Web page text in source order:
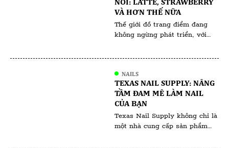
viên đến từ khắp nơi trong và
ngoài nước. Sự […]
VÀ HƠN THẾ NỮA
Thế giới đồ trang điểm đang
không ngừng phát triển, với
hướng trang điểm gần đây như
Latte Makeup, Strawberry
Makeup và những xu hướng
khác không chỉ mang tính
thẩm mỹ; chúng còn […]
NAILS
TEXAS NAIL SUPPLY: NÂNG
TẦM ĐAM MÊ LÀM NAIL
CỦA BẠN
Texas Nail Supply không chỉ là
một nhà cung cấp sản phẩm